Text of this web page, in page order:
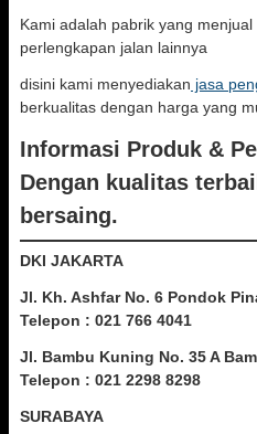
Kami adalah pabrik yang
perlengkapan jalan lainnya
disini kami menyediakan jasa
berkualitas dengan harga yang
Informasi Produk &
Dengan kualitas
bersaing.
DKI JAKARTA
Jl. Kh. Ashfar No. 6 Pondok
Telepon : 021 766 4041
Jl. Bambu Kuning No. 35 A
Telepon : 021 2298 8298
SURABAYA